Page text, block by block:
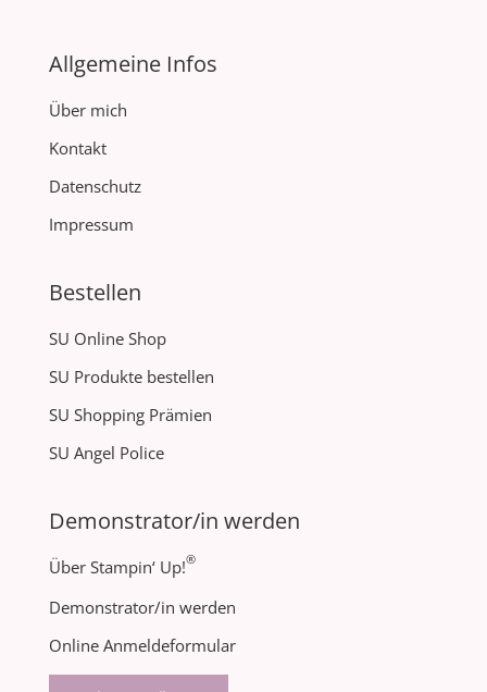
Allgemeine Infos
Über mich
Kontakt
Datenschutz
Impressum
Bestellen
SU Online Shop
SU Produkte bestellen
SU Shopping Prämien
SU Angel Police
Demonstrator/in werden
Über Stampin‘ Up!®
Demonstrator/in werden
Online Anmeldeformular